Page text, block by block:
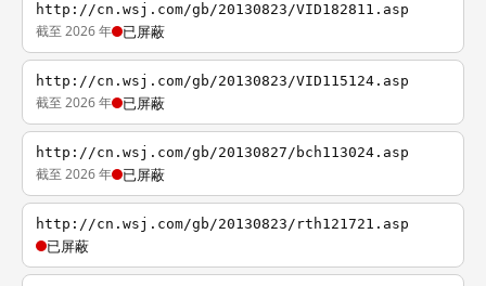
http://cn.wsj.com/gb/20130823/VID182811.asp
截至 2026 年 已屏蔽
http://cn.wsj.com/gb/20130823/VID115124.asp
截至 2026 年 已屏蔽
http://cn.wsj.com/gb/20130827/bch113024.asp
截至 2026 年 已屏蔽
http://cn.wsj.com/gb/20130823/rth121721.asp
已屏蔽